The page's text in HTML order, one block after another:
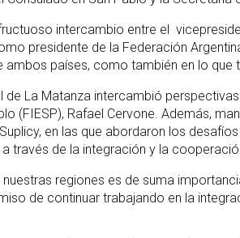
intercambio entre el
presidente de la Federación
ambos países, como también en lo
de La Matanza intercambió
(FIESP), Rafael Cervone. Además,
en las que abordaron los
través de la integración y la
regiones es de suma
de continuar trabajando en la